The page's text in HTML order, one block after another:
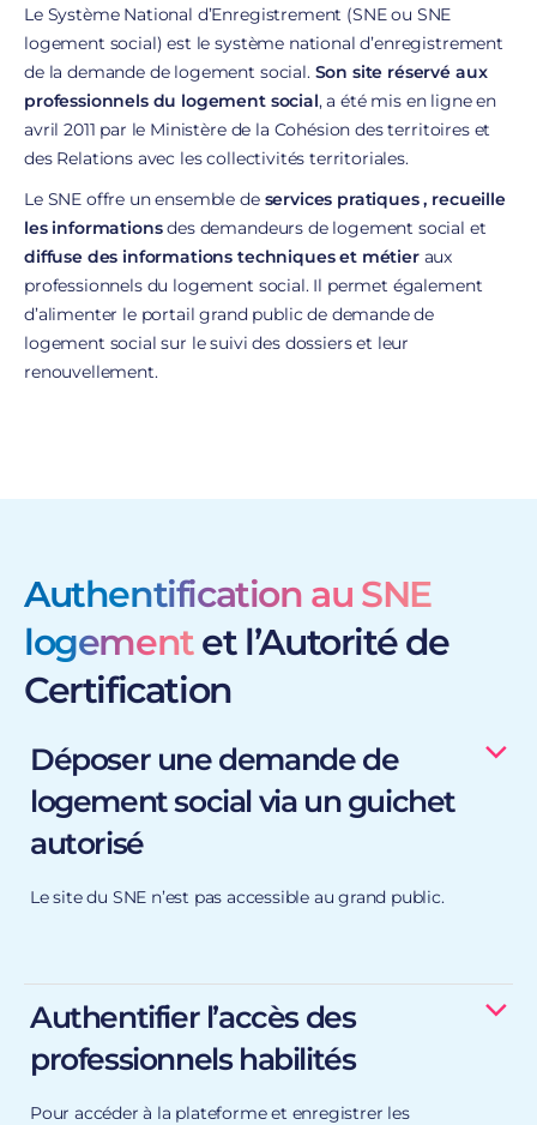
Le Système National d’Enregistrement (SNE ou SNE
logement social) est le système national d’enregistrement
de la demande de logement social. Son site réservé aux
professionnels du logement social, a été mis en ligne en
avril 2011 par le Ministère de la Cohésion des territoires et
des Relations avec les collectivités territoriales.
Le SNE offre un ensemble de services pratiques , recueille
les informationsdes demandeurs de logement social et
diffuse des informations techniques et métieraux
professionnels du logement social. Il permet également
d’alimenter le portail grand public de demande de
logement social sur le suivi des dossiers et leur
renouvellement.
Authentification au SNE
logementet l’Autorité de
Certification
Déposer une demande de
logement social via un guichet
autorisé
Le site du SNE n’est pas accessible au grand public.
Authentifier l’accès des
professionnels habilités
Pour accéder à la plateforme et enregistrer les